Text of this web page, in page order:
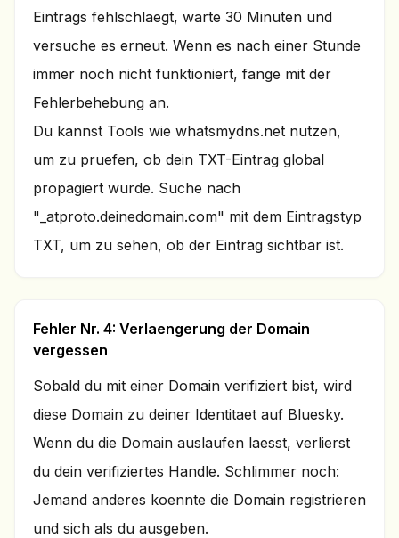
Eintrags fehlschlaegt, warte 30 Minuten und
versuche es erneut. Wenn es nach einer Stunde
immer noch nicht funktioniert, fange mit der
Fehlerbehebung an.
Du kannst Tools wie whatsmydns.net nutzen,
um zu pruefen, ob dein TXT-Eintrag global
propagiert wurde. Suche nach
"_atproto.deinedomain.com" mit dem Eintragstyp
TXT, um zu sehen, ob der Eintrag sichtbar ist.
Fehler Nr. 4: Verlaengerung der Domain
vergessen
Sobald du mit einer Domain verifiziert bist, wird
diese Domain zu deiner Identitaet auf Bluesky.
Wenn du die Domain auslaufen laesst, verlierst
du dein verifiziertes Handle. Schlimmer noch:
Jemand anderes koennte die Domain registrieren
und sich als du ausgeben.